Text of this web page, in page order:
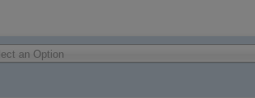
an Option